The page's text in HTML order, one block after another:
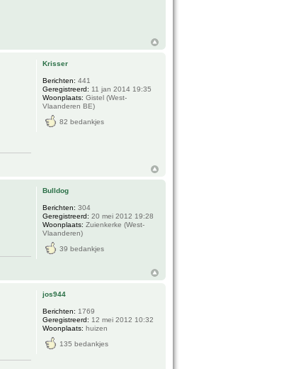
Krisser
Berichten: 441
Geregistreerd: 11 jan 2014 19:35
Woonplaats: Gistel (West-
Vlaanderen BE)
82 bedankjes
Bulldog
Berichten: 304
Geregistreerd: 20 mei 2012 19:28
Woonplaats: Zuienkerke (West-
Vlaanderen)
39 bedankjes
jos944
Berichten: 1769
Geregistreerd: 12 mei 2012 10:32
Woonplaats: huizen
135 bedankjes